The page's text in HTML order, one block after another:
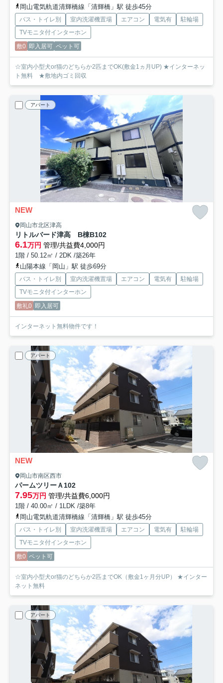
岡山電気軌道清輝橋線「清輝橋」駅 徒歩45分
バス・トイレ別 室内洗濯機置場 エアコン 電気有
駐輪場
TVモニタ付インターホン
敷0 即入居可 ペット可
☆室内小型犬or猫のどちらか2匹までOK(敷金1ヵ月UP) ★インターネッ
ト無料 ★敷地内ゴミ回収
アパート
NEW
岡山市北区津高
リトルバード津高 B棟B102
6.1万円 管理/共益費4,000円
1階 / 50.12㎡ / 2DK /築26年
山陽本線「岡山」駅 徒歩69分
バス・トイレ別 室内洗濯機置場 エアコン 電気有
駐輪場
TVモニタ付インターホン
敷礼0 即入居可
インターネット無料物件です！
アパート
NEW
岡山市南区西市
パームツリーＡ102
7.95万円 管理/共益費6,000円
1階 / 40.00㎡ / 1LDK /築8年
岡山電気軌道清輝橋線「清輝橋」駅 徒歩45分
バス・トイレ別 室内洗濯機置場 エアコン 電気有
駐輪場
TVモニタ付インターホン
敷0 ペット可
☆室内小型犬or猫のどちらか2匹までOK（敷金1ヶ月分UP） ★インター
ネット無料
アパート